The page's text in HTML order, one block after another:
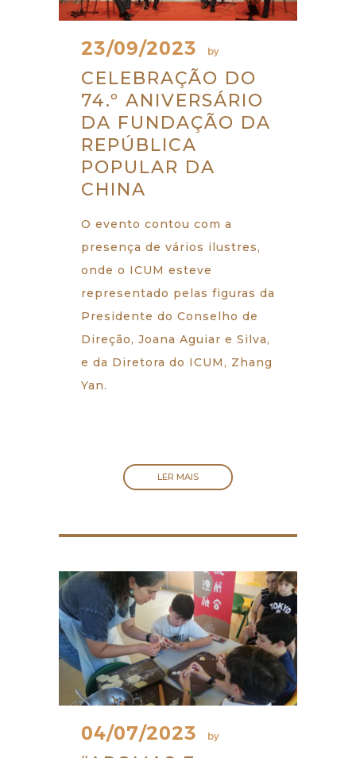
23/09/2023 by
CELEBRAÇÃO DO
74.º ANIVERSÁRIO
DA FUNDAÇÃO DA
REPÚBLICA
POPULAR DA
CHINA
O evento contou com a
presença de vários ilustres,
onde o ICUM esteve
representado pelas figuras da
Presidente do Conselho de
Direção, Joana Aguiar e Silva,
e da Diretora do ICUM, Zhang
Yan.
LER MAIS
04/07/2023 by